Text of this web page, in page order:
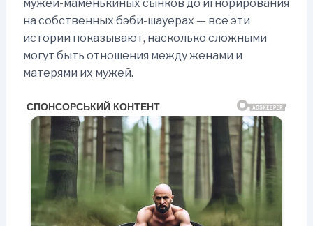
мужей-маменькиных сынков до игнорирования
на собственных бэби-шауерах — все эти
истории показывают, насколько сложными
могут быть отношения между женами и
матерями их мужей.